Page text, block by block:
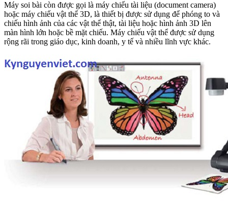
Máy soi bài còn được gọi là máy chiếu tài liệu (document camera)
hoặc máy chiếu vật thể 3D, là thiết bị được sử dụng để phóng to và
chiếu hình ảnh của các vật thể thật, tài liệu hoặc hình ảnh 3D lên
màn hình lớn hoặc bề mặt chiếu. Máy chiếu vật thể được sử dụng
rộng rãi trong giáo dục, kinh doanh, y tế và nhiều lĩnh vực khác.